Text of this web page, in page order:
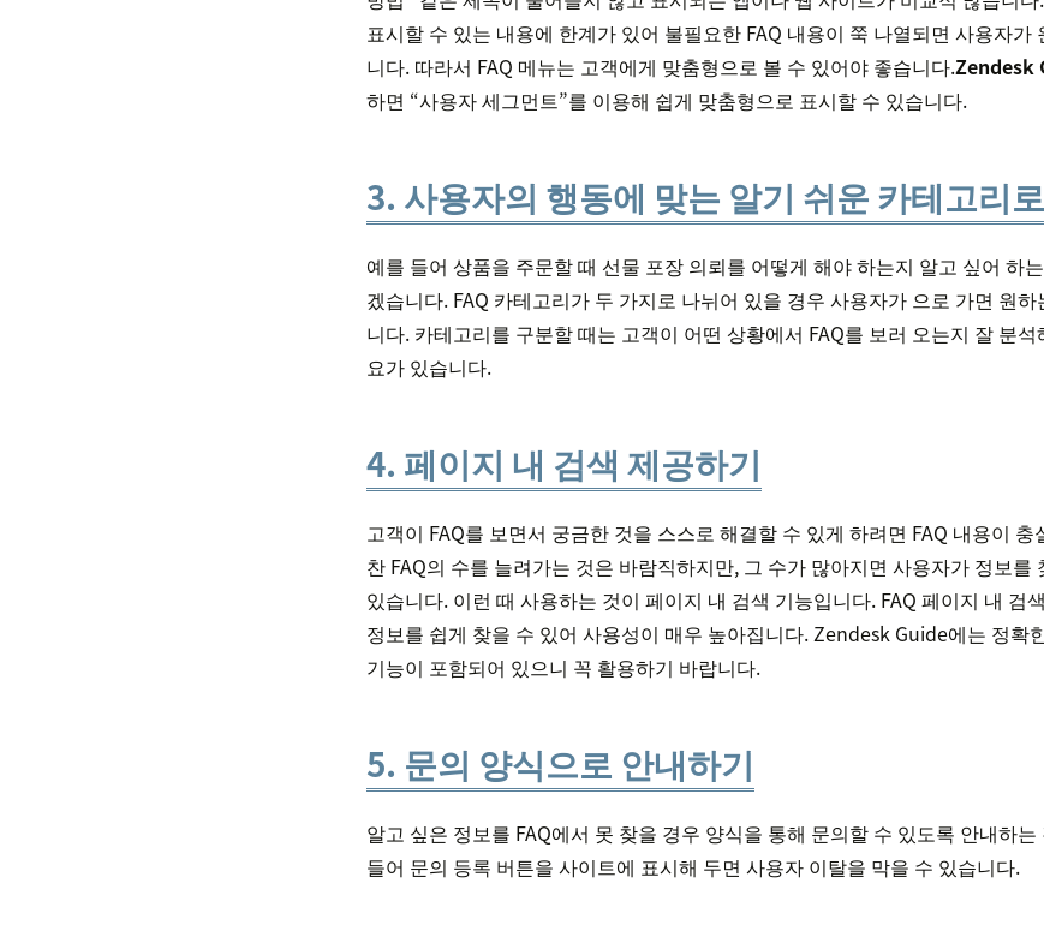
표시할 수 있는 내용에 한계가 있어 불필요한 FAQ 내용이 쭉 나열되면 사용자가
니다. 따라서 FAQ 메뉴는 고객에게 맞춤형으로 볼 수 있어야 좋습니다.Zendesk
하면 “사용자 세그먼트”를 이용해 쉽게 맞춤형으로 표시할 수 있습니다.
3. 사용자의 행동에 맞는 알기 쉬운 카테고리
예를 들어 상품을 주문할 때 선물 포장 의뢰를 어떻게 해야 하는지 알고 싶어 하
겠습니다. FAQ 카테고리가 두 가지로 나뉘어 있을 경우 사용자가 으로 가면 원
니다. 카테고리를 구분할 때는 고객이 어떤 상황에서 FAQ를 보러 오는지 잘 분
요가 있습니다.
4. 페이지 내 검색 제공하기
고객이 FAQ를 보면서 궁금한 것을 스스로 해결할 수 있게 하려면 FAQ 내용이
찬 FAQ의 수를 늘려가는 것은 바람직하지만, 그 수가 많아지면 사용자가 정보를
있습니다. 이런 때 사용하는 것이 페이지 내 검색 기능입니다. FAQ 페이지 내 검
정보를 쉽게 찾을 수 있어 사용성이 매우 높아집니다. Zendesk Guide에는 정확
기능이 포함되어 있으니 꼭 활용하기 바랍니다.
5. 문의 양식으로 안내하기
알고 싶은 정보를 FAQ에서 못 찾을 경우 양식을 통해 문의할 수 있도록 안내하
들어 문의 등록 버튼을 사이트에 표시해 두면 사용자 이탈을 막을 수 있습니다.